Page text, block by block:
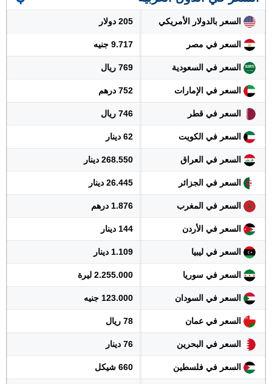
السعر بالدولار الأمريكي 205 دولار
السعر في مصر 9.717 جنيه
السعر في السعودية 769 ريال
السعر في الإمارات 752 درهم
السعر في قطر 746 ريال
السعر في الكويت 62 دينار
السعر في العراق 268.550 دينار
السعر في الجزائر 26.445 دينار
السعر في المغرب 1.876 درهم
السعر في الأردن 144 دينار
السعر في ليبيا 1.109 دينار
السعر في سوريا 2.255.000 ليرة
السعر في السودان 123.000 جنيه
السعر في عمان 78 ريال
السعر في البحرين 76 دينار
السعر في فلسطين 660 شيكل